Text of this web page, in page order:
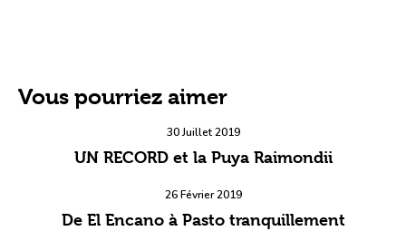
Vous pourriez aimer
30 Juillet 2019
UN RECORD et la Puya Raimondii
26 Février 2019
De El Encano à Pasto tranquillement